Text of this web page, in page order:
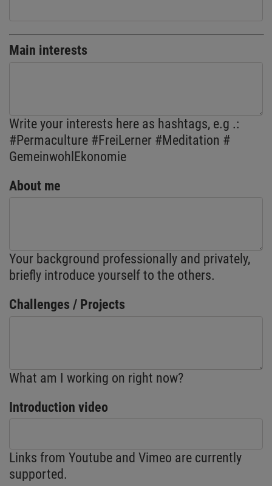
Main interests
Write your interests here as hashtags, e.g .:
#Permaculture #FreiLerner #Meditation #
GemeinwohlEkonomie
About me
Your background professionally and privately,
briefly introduce yourself to the others.
Challenges / Projects
What am I working on right now?
Introduction video
Links from Youtube and Vimeo are currently
supported.